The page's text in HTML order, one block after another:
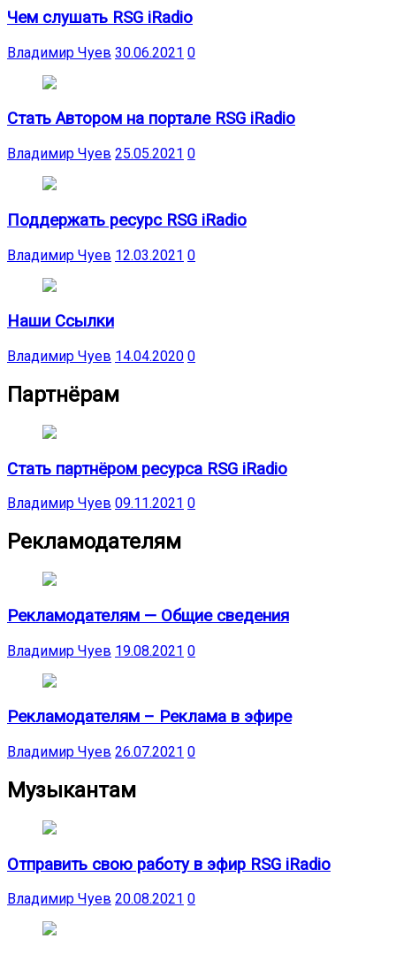
Чем слушать RSG iRadio
Владимир Чуев 30.06.2021 0
Стать Автором на портале RSG iRadio
Владимир Чуев 25.05.2021 0
Поддержать ресурс RSG iRadio
Владимир Чуев 12.03.2021 0
Наши Ссылки
Владимир Чуев 14.04.2020 0
Партнёрам
Стать партнёром ресурса RSG iRadio
Владимир Чуев 09.11.2021 0
Рекламодателям
Рекламодателям — Общие сведения
Владимир Чуев 19.08.2021 0
Рекламодателям – Реклама в эфире
Владимир Чуев 26.07.2021 0
Музыкантам
Отправить свою работу в эфир RSG iRadio
Владимир Чуев 20.08.2021 0